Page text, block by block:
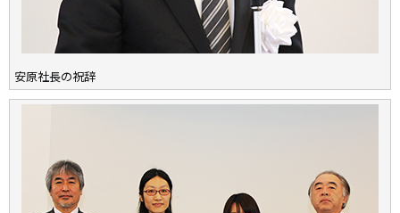
安原社長の祝辞